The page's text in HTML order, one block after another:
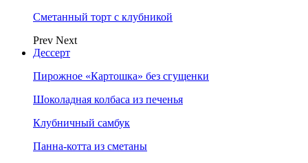
Сметанный торт с клубникой
Prev Next
Дессерт
Пирожное «Картошка» без сгущенки
Шоколадная колбаса из печенья
Клубничный самбук
Панна-котта из сметаны